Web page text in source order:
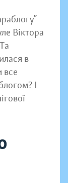
Віктора
в
все
І